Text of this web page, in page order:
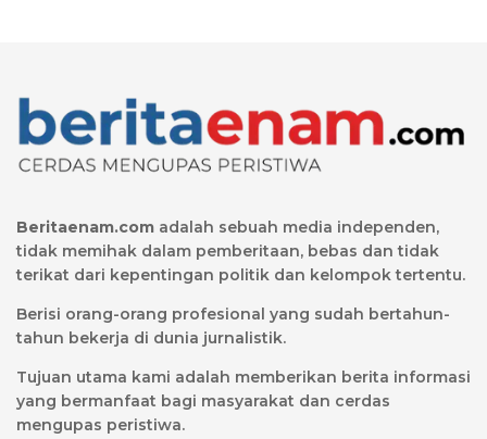
Beritaenam.com adalah sebuah media independen,
tidak memihak dalam pemberitaan, bebas dan tidak
terikat dari kepentingan politik dan kelompok tertentu.
Berisi orang-orang profesional yang sudah bertahun-
tahun bekerja di dunia jurnalistik.
Tujuan utama kami adalah memberikan berita informasi
yang bermanfaat bagi masyarakat dan cerdas
mengupas peristiwa.